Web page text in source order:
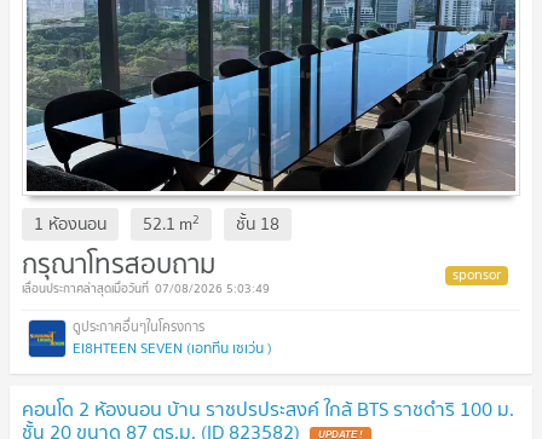
1 ห้องนอน 52.1 m2 ชั้น 18
กรุณาโทรสอบถาม
07/08/2026 5:03:49
EI8HTEEN SEVEN (เอททีน เซเว่น )
คอนโด 2 ห้องนอน บ้าน ราชปรประสงค์ ใกล้ BTS ราชดำริ 100 ม.
ชั้น 20 ขนาด 87 ตร.ม. (ID 823582)